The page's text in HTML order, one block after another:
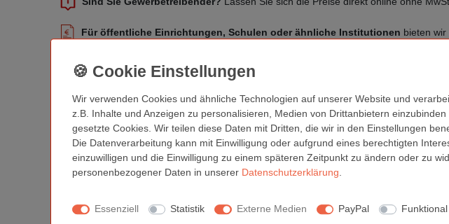
Für öffentliche Einrichtungen, Schulen oder ähnliche Institutionen bieten
Ähnliche Artikel
Wir verwenden Cookies und ähnliche Technologien auf unserer Website und
z.B. Inhalte und Anzeigen zu personalisieren, Medien von Drittanbietern
gesetzte Cookies. Wir teilen diese Daten mit Dritten, die wir in den Einstellungen
Die Datenverarbeitung kann mit Einwilligung oder aufgrund eines berechtigten
einzuwilligen und die Einwilligung zu einem späteren Zeitpunkt zu ändern oder zu
personenbezogener Daten in unserer Daten­schutz­erklärung
Essenziell Statistik Externe Medien PayPal Funktional